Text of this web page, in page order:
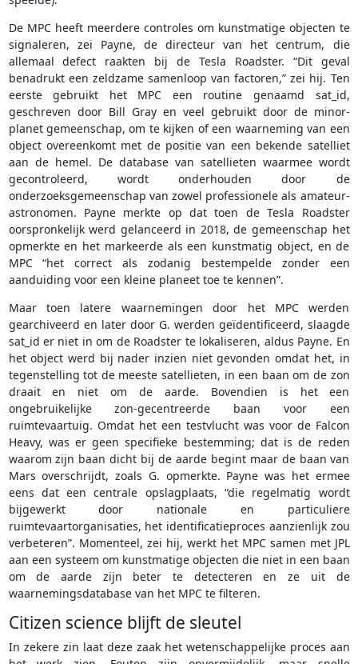
De MPC heeft meerdere controles om kunstmatige objecten te
signaleren, zei Payne, de directeur van het centrum, die
allemaal defect raakten bij de Tesla Roadster. “Dit geval
benadrukt een zeldzame samenloop van factoren,” zei hij. Ten
eerste gebruikt het MPC een routine genaamd sat_id,
geschreven door Bill Gray en veel gebruikt door de minor-
planet gemeenschap, om te kijken of een waarneming van een
object overeenkomt met de positie van een bekende satelliet
aan de hemel. De database van satellieten waarmee wordt
gecontroleerd, wordt onderhouden door de
onderzoeksgemeenschap van zowel professionele als amateur-
astronomen. Payne merkte op dat toen de Tesla Roadster
oorspronkelijk werd gelanceerd in 2018, de gemeenschap het
opmerkte en het markeerde als een kunstmatig object, en de
MPC “het correct als zodanig bestempelde zonder een
aanduiding voor een kleine planeet toe te kennen”.
Maar toen latere waarnemingen door het MPC werden
gearchiveerd en later door G. werden geïdentificeerd, slaagde
sat_id er niet in om de Roadster te lokaliseren, aldus Payne. En
het object werd bij nader inzien niet gevonden omdat het, in
tegenstelling tot de meeste satellieten, in een baan om de zon
draait en niet om de aarde. Bovendien is het een
ongebruikelijke zon-gecentreerde baan voor een
ruimtevaartuig. Omdat het een testvlucht was voor de Falcon
Heavy, was er geen specifieke bestemming; dat is de reden
waarom zijn baan dicht bij de aarde begint maar de baan van
Mars overschrijdt, zoals G. opmerkte. Payne was het ermee
eens dat een centrale opslagplaats, “die regelmatig wordt
bijgewerkt door nationale en particuliere
ruimtevaartorganisaties, het identificatieproces aanzienlijk zou
verbeteren”. Momenteel, zei hij, werkt het MPC samen met JPL
aan een systeem om kunstmatige objecten die niet in een baan
om de aarde zijn beter te detecteren en ze uit de
waarnemingsdatabase van het MPC te filteren.
Citizen science blijft de sleutel
In zekere zin laat deze zaak het wetenschappelijke proces aan